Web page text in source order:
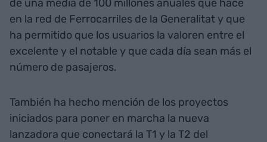
de una media de 100 millones anuales que hace
en la red de Ferrocarriles de la Generalitat y que
ha permitido que los usuarios la valoren entre el
excelente y el notable y que cada día sean más el
número de pasajeros.
También ha hecho mención de los proyectos
iniciados para poner en marcha la nueva
lanzadora que conectará la T1 y la T2 del